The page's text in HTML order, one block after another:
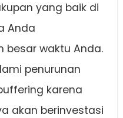
yang baik di
Anda
besar waktu Anda.
penurunan
karena
akan berinvestasi